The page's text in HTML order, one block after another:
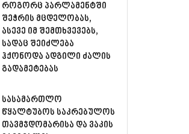
როგორც პარლამენტში
შეჭრის მცდელობას,
ასევე იმ შემთხვევებს,
სადაც შეიძლება
ჰქონოდა ადგილი ძალის
გადამეტებას
სასამართლო
წყალტუბოს საკრებულოს
თავმჯდომარისა და ვაკის